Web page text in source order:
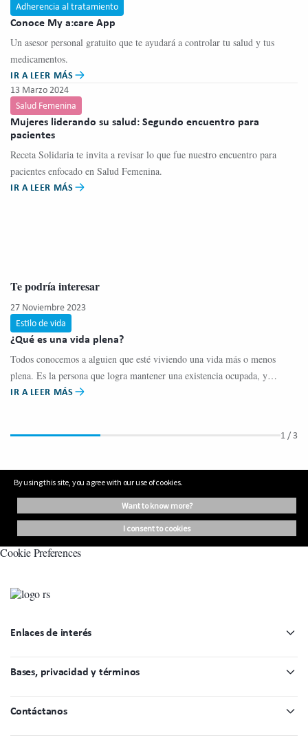
Adherencia al tratamiento
Conoce My a:care App
Un asesor personal gratuito que te ayudará a controlar tu salud y tus
medicamentos.
IR A LEER MÁS
13 Marzo 2024
Salud Femenina
Mujeres liderando su salud: Segundo encuentro para
pacientes
Receta Solidaria te invita a revisar lo que fue nuestro encuentro para
pacientes enfocado en Salud Femenina.
IR A LEER MÁS
Te podría interesar
27 Noviembre 2023
Estilo de vida
¿Qué es una vida plena?
Todos conocemos a alguien que esté viviendo una vida más o menos
plena. Es la persona que logra mantener una existencia ocupada, y
balanceada, con una gran variedad de satisfacción y alegría.
IR A LEER MÁS
1 / 3
By using this site, you agree with our use of cookies.
want to know more?
i consent to cookies
Cookie Preferences
Enlaces de interés
Bases, privacidad y términos
Contáctanos